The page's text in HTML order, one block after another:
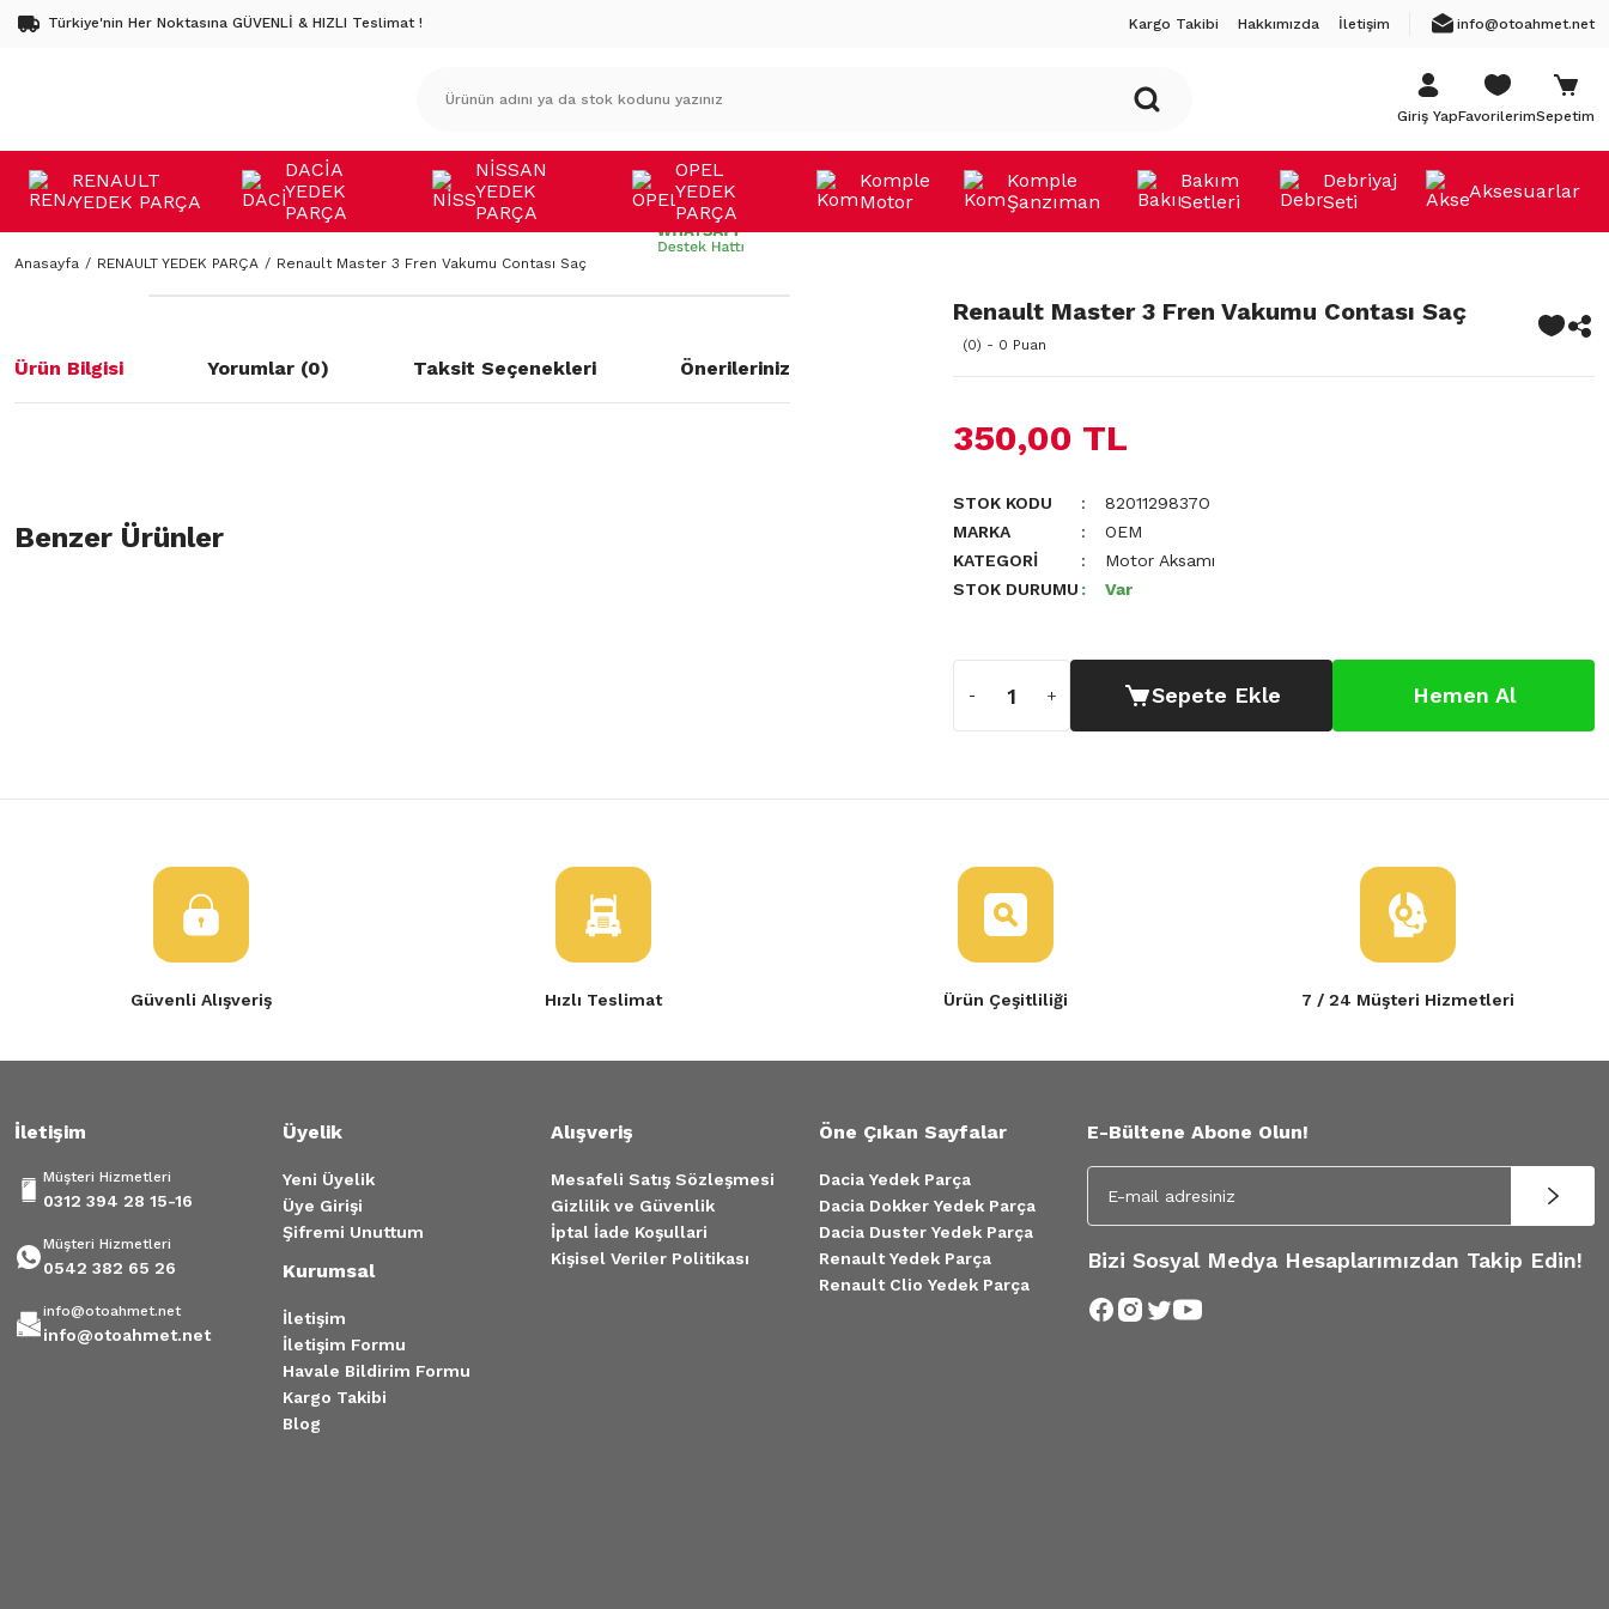
Türkiye'nin Her Noktasına GÜVENLİ & HIZLI Teslimat ! Kargo Takibi Hakkımızda İletişim info@otoahmet.net
Giriş YapFavorilerimSepetim
RENAULT
YEDEK PARÇA
DACİA
YEDEK
PARÇA
NİSSAN
YEDEK
PARÇA
OPEL
YEDEK
PARÇA
Komple
Motor
Komple
Şanzıman
Bakım
Setleri
Debriyaj
Seti
Aksesuarlar
Anasayfa RENAULT YEDEK PARÇA Renault Master 3 Fren Vakumu Contası Saç
Ürün Bilgisi Yorumlar (0) Taksit Seçenekleri Önerileriniz
öneri formunu kullanarak tarafımıza iletebilirsiniz.
Benzer Ürünler
Renault Master 3 Fren Vakumu Contası Saç
(0) - 0 Puan
350,00 TL
STOK KODU
8201129837O
MARKA
OEM
KATEGORI
Motor Aksamı
STOK DURUMU
Var
Sepete Ekle Hemen Al
Güvenli Alışveriş Hızlı Teslimat Ürün Çeşitliliği 7 / 24 Müşteri Hizmetleri
İletişim
Müşteri Hizmetleri
0312 394 28 15-16
Müşteri Hizmetleri
0542 382 65 26
info@otoahmet.net
info@otoahmet.net
Üyelik
Yeni Üyelik
Üye Girişi
Şifremi Unuttum
Kurumsal
İletişim
İletişim Formu
Havale Bildirim Formu
Kargo Takibi
Blog
Alışveriş
Mesafeli Satış Sözleşmesi
Gizlilik ve Güvenlik
İptal İade Koşullari
Kişisel Veriler Politikası
Öne Çıkan Sayfalar
Dacia Yedek Parça
Dacia Dokker Yedek Parça
Dacia Duster Yedek Parça
Renault Yedek Parça
Renault Clio Yedek Parça
E-Bültene Abone Olun!
Bizi Sosyal Medya Hesaplarımızdan Takip Edin!